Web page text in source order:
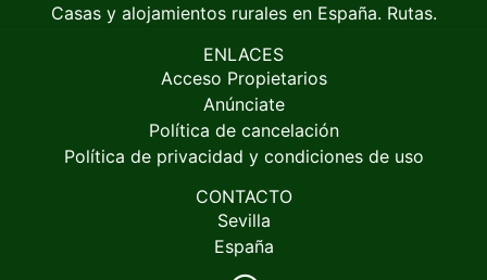
Casas y alojamientos rurales en España. Rutas.
ENLACES
Acceso Propietarios
Anúnciate
Política de cancelación
Política de privacidad y condiciones de uso
CONTACTO
Sevilla
España